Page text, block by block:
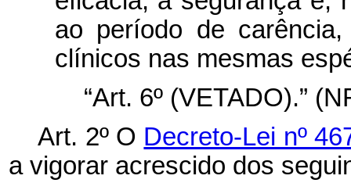
ao período de
clínicos nas mesmas
“Art. 6º (VETADO).”
Art. 2º O Decreto-Lei nº
a vigorar acrescido dos